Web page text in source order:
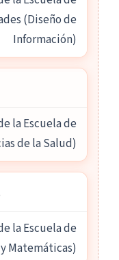
(Diseño de
Información)
la Escuela de
de la Salud)
la Escuela de
Matemáticas)